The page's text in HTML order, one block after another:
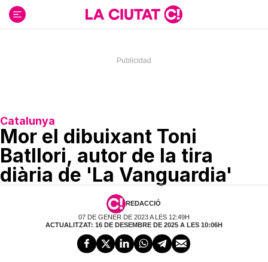
contenido
Catalunya
Mor el dibuixant Toni
Batllori, autor de la tira
diària de 'La Vanguardia'
REDACCIÓ
07 DE GENER DE 2023 A LES 12:49H
ACTUALITZAT: 16 DE DESEMBRE DE 2025 A LES 10:06H